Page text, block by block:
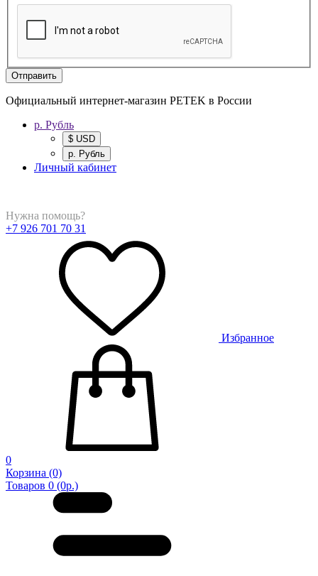
Отправить
Официальный интернет-магазин PETEK в России
р. Рубль
$ USD
р. Рубль
Личный кабинет
Нужна помощь?
+7 926 701 70 31
Избранное
0
Корзина (0)
Товаров 0 (0р.)